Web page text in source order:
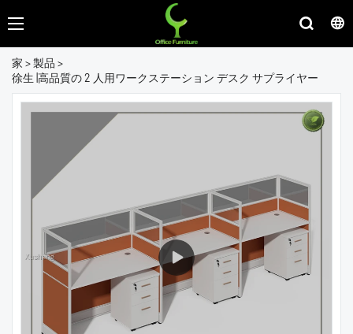
家 >製品 >
徐生 |高品質の 2 人用ワークステーション デスク サプライヤー